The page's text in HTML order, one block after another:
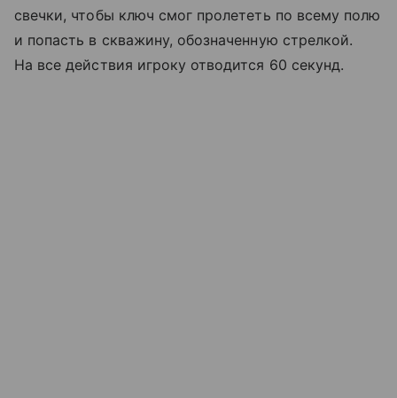
свечки, чтобы ключ смог пролететь по всему полю
и попасть в скважину, обозначенную стрелкой.
На все действия игроку отводится 60 секунд.